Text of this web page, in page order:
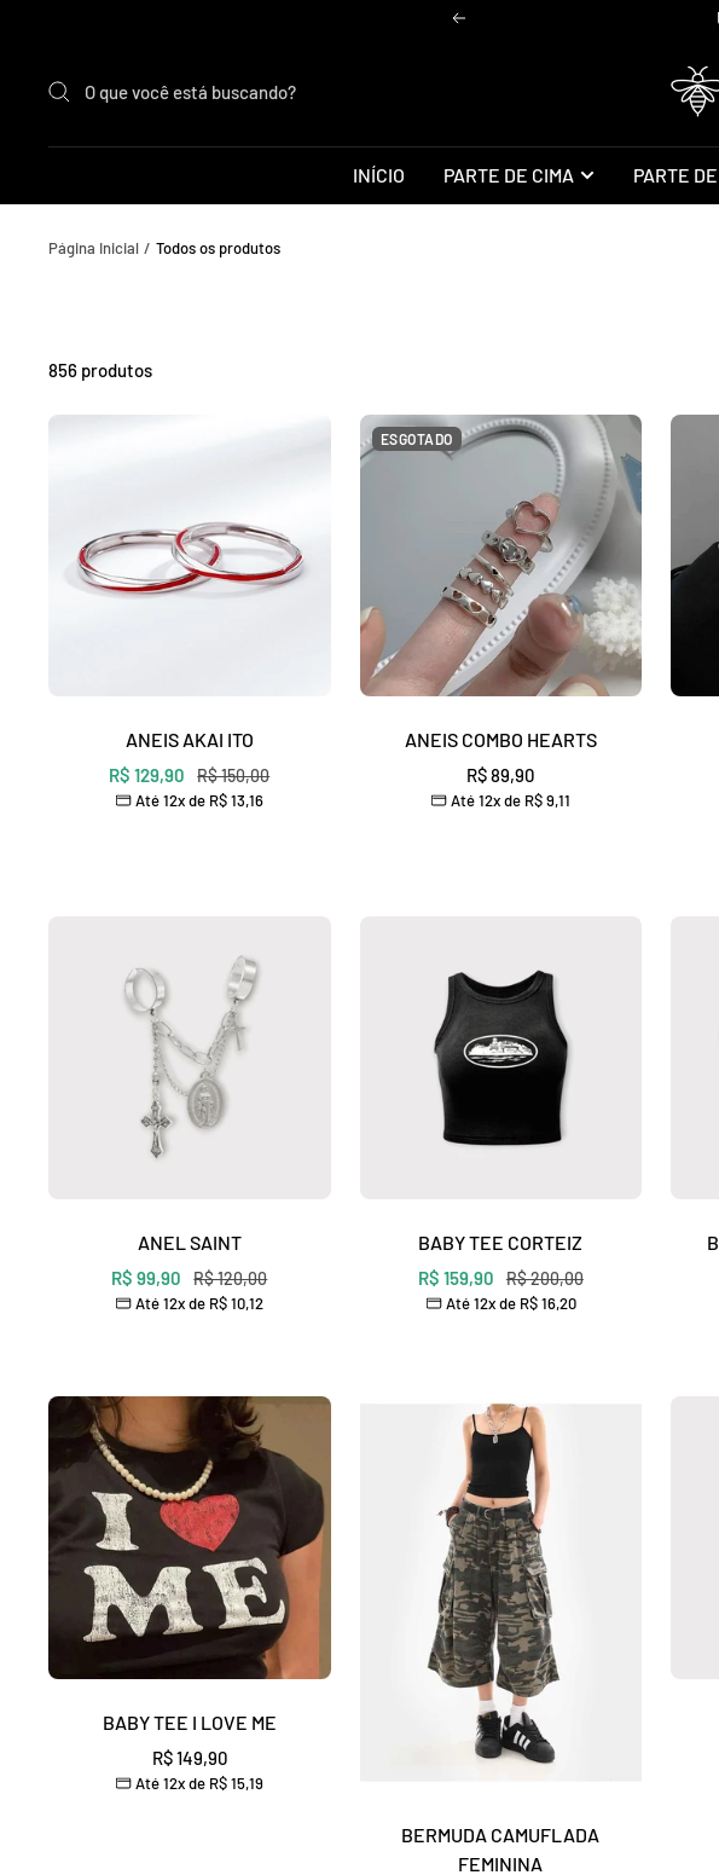
conteúdo
Anterior
Loja
Bee
INÍCIO PARTE DE CIMA PARTE
Página Inicial Todos os produtos
856 produtos
ANEIS AKAI ITO
Preço
promocional
R$ 129,90
Preço
normal
R$ 150,00
Até 12x de R$ 13,16
ESGOTADO
ANEIS COMBO HEARTS
Preço
promocional
R$ 89,90
Até 12x de R$ 9,11
ANEL SAINT
Preço
promocional
R$ 99,90
Preço
normal
R$ 120,00
Até 12x de R$ 10,12
BABY TEE CORTEIZ
Preço
promocional
R$ 159,90
Preço
normal
R$ 200,00
Até 12x de R$ 16,20
BABY TEE I LOVE ME
Preço
promocional
R$ 149,90
Até 12x de R$ 15,19
BERMUDA CAMUFLADA
FEMININA